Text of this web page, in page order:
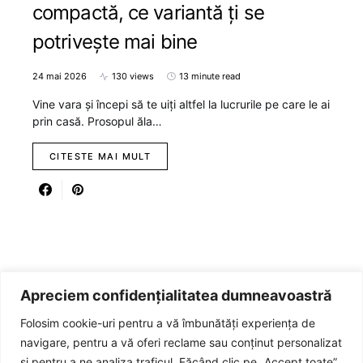
Apreciem confidențialitatea dumneavoastră
Folosim cookie-uri pentru a vă îmbunătăți experiența de
navigare, pentru a vă oferi reclame sau conținut personalizat
compactă, ce variantă ți se
potrivește mai bine
24 mai 2026 130 views 13 minute read
Vine vara și începi să te uiți altfel la lucrurile pe care le ai
prin casă. Prosopul ăla…
CITESTE MAI MULT